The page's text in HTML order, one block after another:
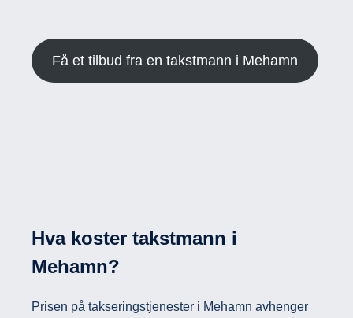
Få et tilbud fra en takstmann i Mehamn
Hva koster takstmann i
Mehamn?
Prisen på takseringstjenester i Mehamn avhenger